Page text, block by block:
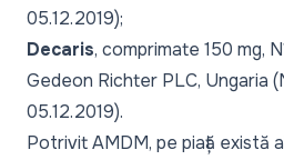
05.12.2019);
Decaris, comprimate 150 mg,
Gedeon Richter PLC, Ungaria
05.12.2019).
Potrivit AMDM, pe piață